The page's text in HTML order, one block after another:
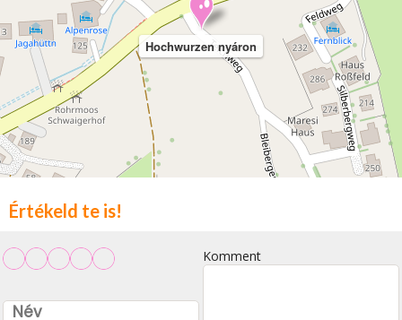
Hochwurzen nyáron
Értékeld te is!
Komment